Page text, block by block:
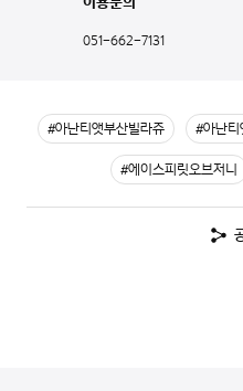
051-662-7131
#아난티앳부산빌라쥬 #아난티
#에이스피릿오브저니